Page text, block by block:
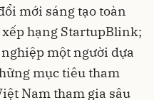
mới sáng tạo toàn
xếp hạng StartupBlink;
một người dựa
mục tiêu tham
Nam tham gia sâu